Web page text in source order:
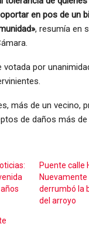
en pos de un
, resumía en
votada por
más de un vecino,
de daños más de
Puente calle
Nuevamente
derrumbó la
del arroyo